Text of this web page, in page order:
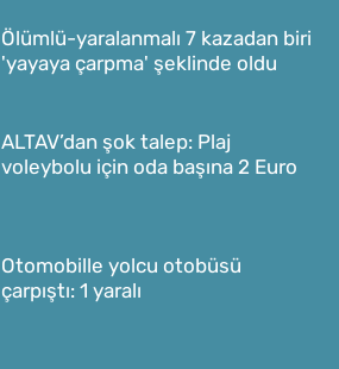
Ölümlü-yaralanmalı 7 kazadan biri
'yayaya çarpma' şeklinde oldu
ALTAV’dan şok talep: Plaj
voleybolu için oda başına 2 Euro
Otomobille yolcu otobüsü
çarpıştı: 1 yaralı